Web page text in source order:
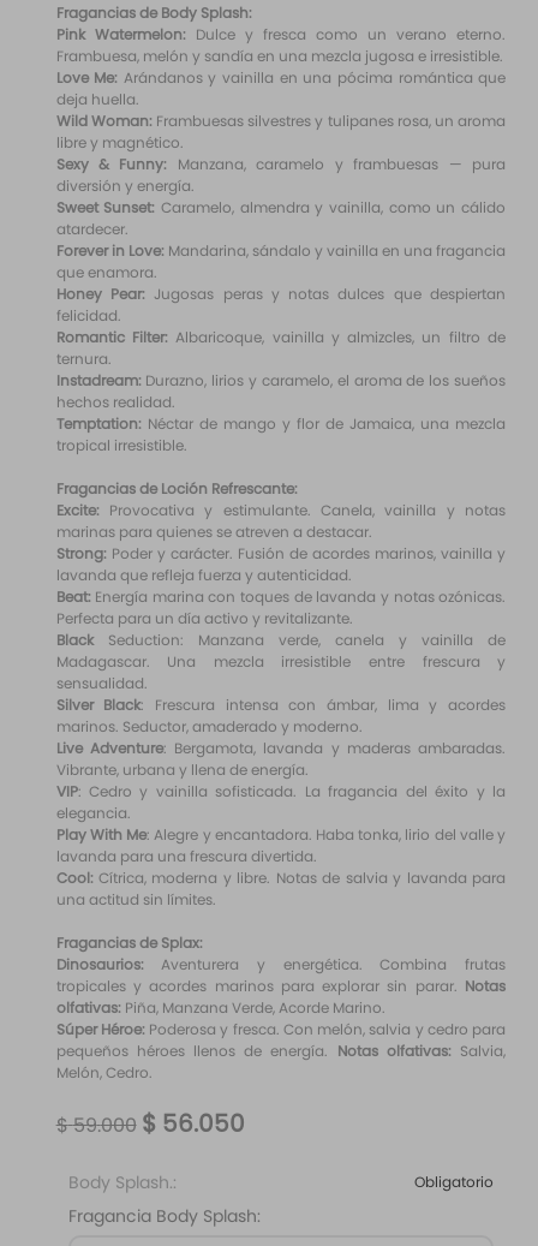
Fragancias de Body Splash:
Pink Watermelon: Dulce y fresca como un verano eterno.
Frambuesa, melón y sandía en una mezcla jugosa e irresistible.
Love Me: Arándanos y vainilla en una pócima romántica que
deja huella.
Wild Woman: Frambuesas silvestres y tulipanes rosa, un aroma
libre y magnético.
Sexy & Funny: Manzana, caramelo y frambuesas — pura
diversión y energía.
Sweet Sunset: Caramelo, almendra y vainilla, como un cálido
atardecer.
Forever in Love: Mandarina, sándalo y vainilla en una fragancia
que enamora.
Honey Pear: Jugosas peras y notas dulces que despiertan
felicidad.
Romantic Filter: Albaricoque, vainilla y almizcles, un filtro de
ternura.
Instadream: Durazno, lirios y caramelo, el aroma de los sueños
hechos realidad.
Temptation: Néctar de mango y flor de Jamaica, una mezcla
tropical irresistible.
Fragancias de Loción Refrescante:
Excite: Provocativa y estimulante. Canela, vainilla y notas
marinas para quienes se atreven a destacar.
Strong: Poder y carácter. Fusión de acordes marinos, vainilla y
lavanda que refleja fuerza y autenticidad.
Beat: Energía marina con toques de lavanda y notas ozónicas.
Perfecta para un día activo y revitalizante.
Black Seduction: Manzana verde, canela y vainilla de
Madagascar. Una mezcla irresistible entre frescura y
sensualidad.
Silver Black: Frescura intensa con ámbar, lima y acordes
marinos. Seductor, amaderado y moderno.
Live Adventure: Bergamota, lavanda y maderas ambaradas.
Vibrante, urbana y llena de energía.
VIP: Cedro y vainilla sofisticada. La fragancia del éxito y la
elegancia.
Play With Me: Alegre y encantadora. Haba tonka, lirio del valle y
lavanda para una frescura divertida.
Cool: Cítrica, moderna y libre. Notas de salvia y lavanda para
una actitud sin límites.
Fragancias de Splax:
Dinosaurios:Aventurera y energética. Combina frutas
tropicales y acordes marinos para explorar sin parar. Notas
olfativas: Piña, Manzana Verde, Acorde Marino.
Súper Héroe: Poderosa y fresca. Con melón, salvia y cedro para
pequeños héroes llenos de energía. Notas olfativas: Salvia,
Melón, Cedro.
$59.000 $ 56.050
Body Splash.: Obligatorio
Fragancia Body Splash: